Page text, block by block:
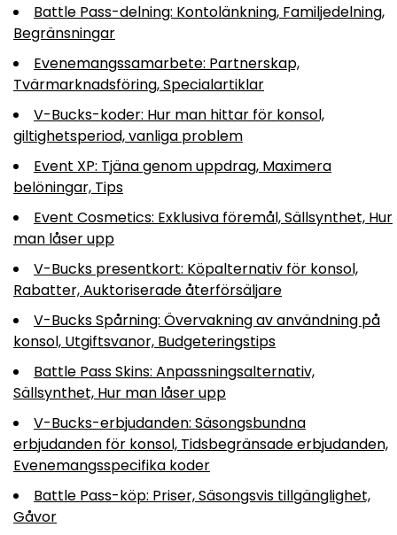
Battle Pass-delning: Kontolänkning, Familjedelning,
Begränsningar
Evenemangssamarbete: Partnerskap,
Tvärmarknadsföring, Specialartiklar
V-Bucks-koder: Hur man hittar för konsol,
giltighetsperiod, vanliga problem
Event XP: Tjäna genom uppdrag, Maximera
belöningar, Tips
Event Cosmetics: Exklusiva föremål, Sällsynthet, Hur
man låser upp
V-Bucks presentkort: Köpalternativ för konsol,
Rabatter, Auktoriserade återförsäljare
V-Bucks Spårning: Övervakning av användning på
konsol, Utgiftsvanor, Budgeteringstips
Battle Pass Skins: Anpassningsalternativ,
Sällsynthet, Hur man låser upp
V-Bucks-erbjudanden: Säsongsbundna
erbjudanden för konsol, Tidsbegränsade erbjudanden,
Evenemangsspecifika koder
Battle Pass-köp: Priser, Säsongsvis tillgänglighet,
Gåvor